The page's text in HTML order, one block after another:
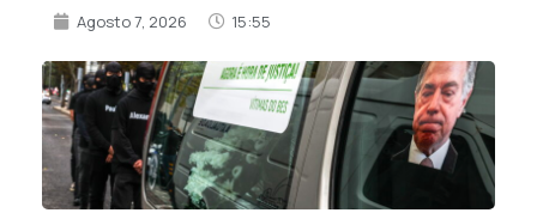
Agosto 7, 2026 15:55